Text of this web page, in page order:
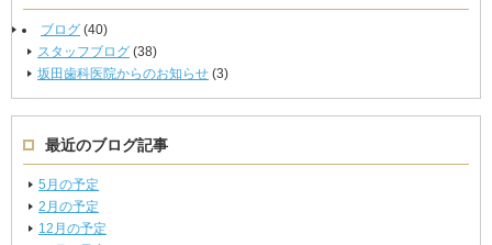
ブログ (40)
スタッフブログ (38)
坂田歯科医院からのお知らせ (3)
最近のブログ記事
5月の予定
2月の予定
12月の予定